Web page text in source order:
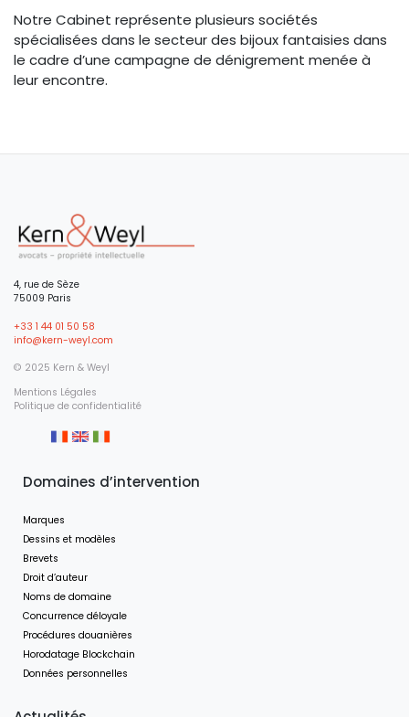
Notre Cabinet représente plusieurs sociétés
spécialisées dans le secteur des bijoux fantaisies dans
le cadre d’une campagne de dénigrement menée à
leur encontre.
4, rue de Sèze
75009 Paris
+33 1 44 01 50 58
info@kern-weyl.com
© 2025 Kern & Weyl
Mentions Légales
Politique de confidentialité
Domaines d’intervention
Marques
Dessins et modèles
Brevets
Droit d’auteur
Noms de domaine
Concurrence déloyale
Procédures douanières
Horodatage Blockchain
Données personnelles